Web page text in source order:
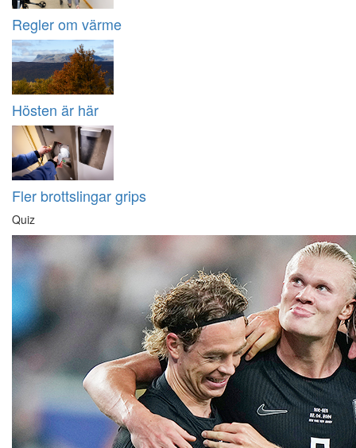
Regler om värme
Hösten är här
Fler brottslingar grips
Quiz